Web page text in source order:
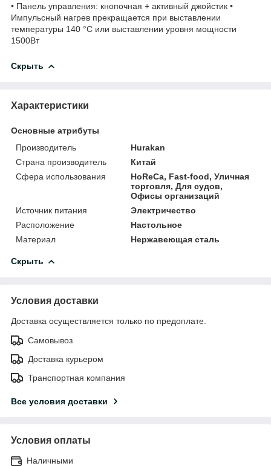
• Панель управления: кнопочная + активный джойстик •
Импульсный нагрев прекращается при выставлении
температуры 140 °С или выставлении уровня мощности
1500Вт
Скрыть
Характеристики
Основные атрибуты
Производитель
Hurakan
Страна производитель
Китай
Сфера использования
HoReCa, Fast-food, Уличная
торговля, Для судов,
Офисы организаций
Источник питания
Электричество
Расположение
Настольное
Материал
Нержавеющая сталь
Скрыть
Условия доставки
Доставка осуществляется только по предоплате.
Самовывоз
Доставка курьером
Транспортная компания
Все условия доставки
Условия оплаты
Наличными